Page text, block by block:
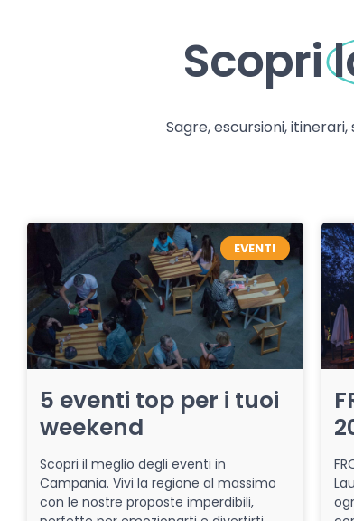
Scopri
Sagre, escursioni,
EVENTI
5 eventi top per i tuoi
weekend
Scopri il meglio degli eventi in
Campania. Vivi la regione al massimo
con le nostre proposte imperdibili,